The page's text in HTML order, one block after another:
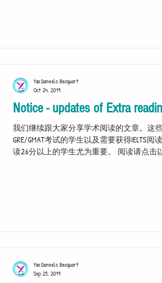
Notice - updates of Extra
我们继续跟大家分享学术阅读的文章。这
GRE/GMAT考试的学生以及需要获得IELTS阅
读26分以上的学生尤为重要。 阅读请点击
Yao Daneels Becquart
Oct 24, 2019
Yao Daneels Becquart
Sep 25, 2019